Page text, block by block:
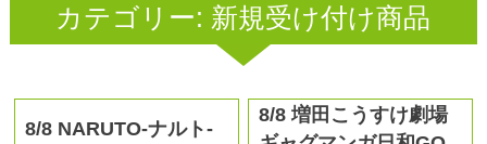
カテゴリー: 新規受け付け商品
8/8 NARUTO-ナルト-
8/8 増田こうすけ劇場